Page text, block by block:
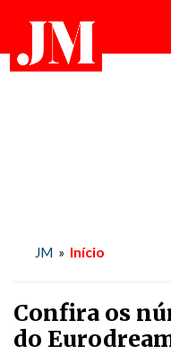
JM » Início
Confira os
do